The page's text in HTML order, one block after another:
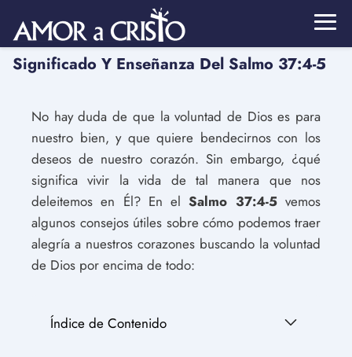
Significado Y Enseñanza Del Salmo 37:4-5
No hay duda de que la voluntad de Dios es para
nuestro bien, y que quiere bendecirnos con los
deseos de nuestro corazón. Sin embargo, ¿qué
significa vivir la vida de tal manera que nos
deleitemos en Él? En elSalmo 37:4-5vemos
algunos consejos útiles sobre cómo podemos traer
alegría a nuestros corazones buscando la voluntad
de Dios por encima de todo:
Índice de Contenido